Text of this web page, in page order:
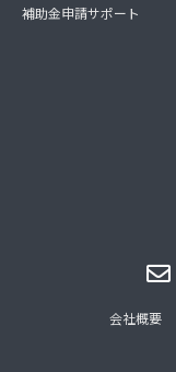
補助金申請サポート
会社概要